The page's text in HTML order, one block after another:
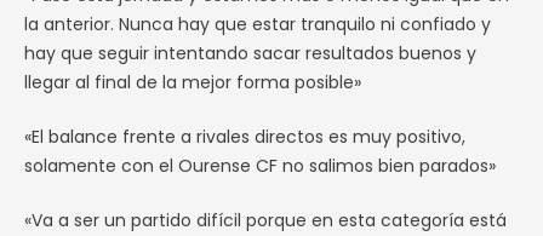
la anterior. Nunca hay que estar tranquilo ni confiado y
hay que seguir intentando sacar resultados buenos y
llegar al final de la mejor forma posible»
«El balance frente a rivales directos es muy positivo,
solamente con el Ourense CF no salimos bien parados»
«Va a ser un partido difícil porque en esta categoría está